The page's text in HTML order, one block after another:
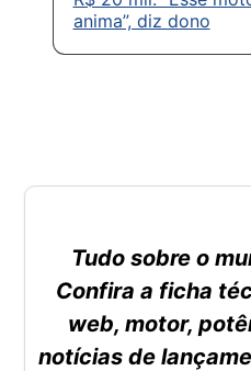
anima”, diz dono
Tudo sobre o
Confira a ficha
web, motor,
notícias de